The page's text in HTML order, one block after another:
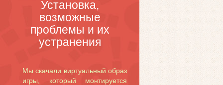
Установка,
возможные
проблемы и их
устранения
Мы скачали виртуальный образ
игры, который монтируется